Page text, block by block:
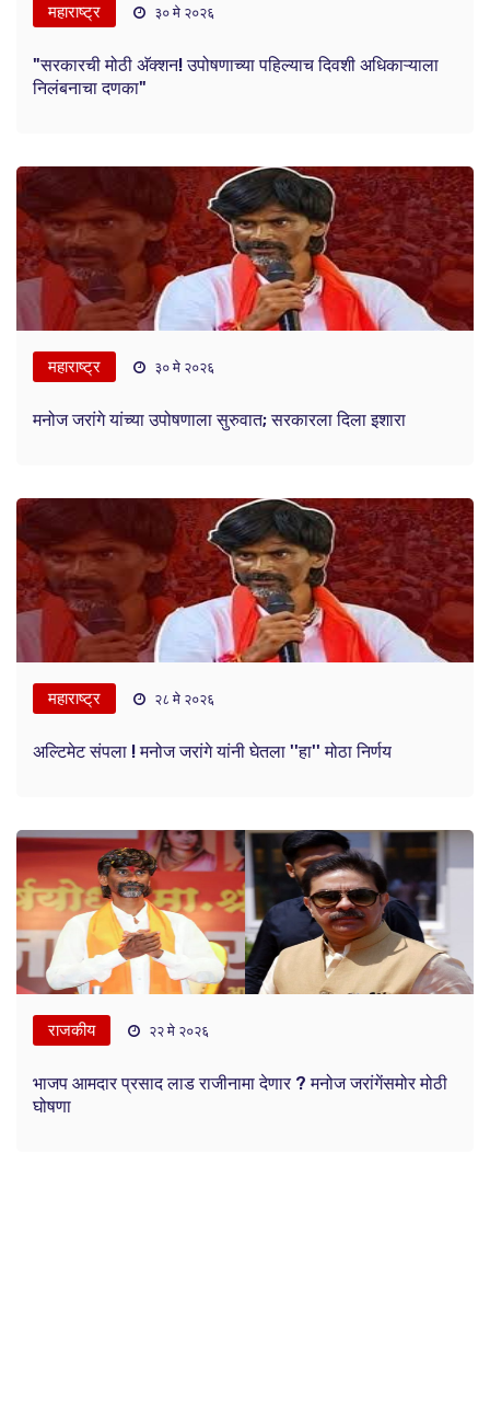
महाराष्ट्र ३० मे २०२६
"सरकारची मोठी अ‍ॅक्शन! उपोषणाच्या पहिल्याच दिवशी अधिकाऱ्याला
निलंबनाचा दणका"
महाराष्ट्र ३० मे २०२६
मनोज जरांगे यांच्या उपोषणाला सुरुवात; सरकारला दिला इशारा
महाराष्ट्र २८ मे २०२६
अल्टिमेट संपला ! मनोज जरांगे यांनी घेतला ''हा'' मोठा निर्णय
राजकीय २२ मे २०२६
भाजप आमदार प्रसाद लाड राजीनामा देणार ? मनोज जरांगेंसमोर मोठी
घोषणा